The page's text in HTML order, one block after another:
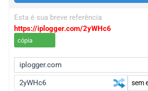
Esta é sua breve referência
https://iplogger.com/2yWHc6
cópia